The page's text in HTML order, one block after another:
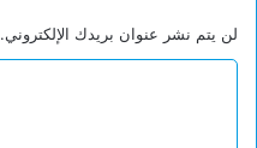
لن يتم نشر عنوان بريدك الإلكتروني.